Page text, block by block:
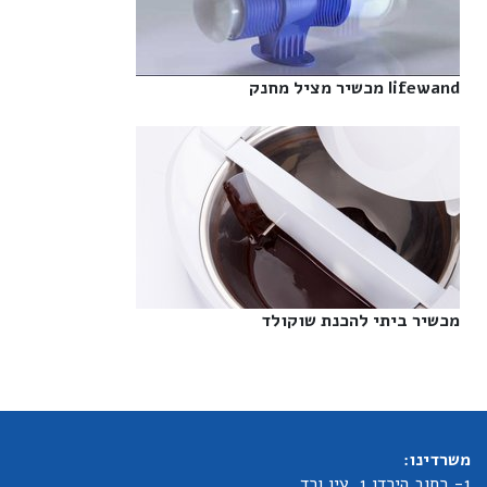
lifewand מכשיר מציל מחנק‎
מכשיר ביתי להכנת שוקולד‎
משרדינו: